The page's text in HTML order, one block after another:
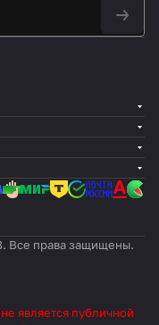
Все права защищены.
является публичной